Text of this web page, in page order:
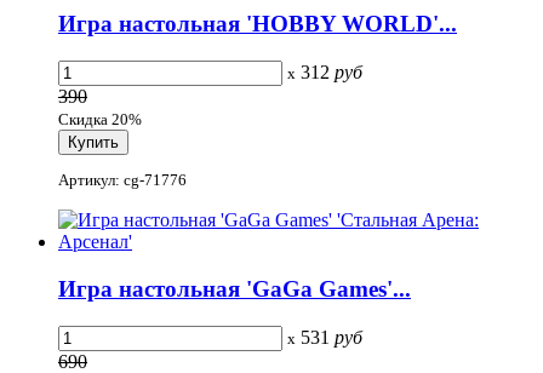
Игра настольная 'HOBBY WORLD'...
x 312 руб
390
Скидка 20%
Артикул: cg-71776
Игра настольная 'GaGa Games'...
x 531 руб
690